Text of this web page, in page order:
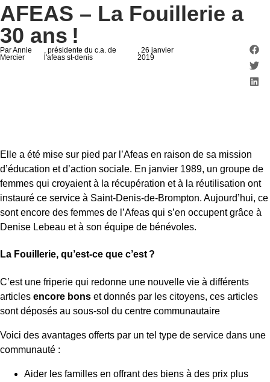
AFEAS – La Fouillerie a
30 ans !
Par Annie
Mercier
, présidente du c.a. de
l'afeas st-denis
, 26 janvier
2019
Elle a été mise sur pied par l’Afeas en raison de sa mission
d’éducation et d’action sociale. En janvier 1989, un groupe de
femmes qui croyaient à la récupération et à la réutilisation ont
instauré ce service à Saint-Denis-de-Brompton. Aujourd’hui, ce
sont encore des femmes de l’Afeas qui s’en occupent grâce à
Denise Lebeau et à son équipe de bénévoles.
La Fouillerie, qu’est-ce que c’est ?
C’est une friperie qui redonne une nouvelle vie à différents
articles encore bons et donnés par les citoyens, ces articles
sont déposés au sous-sol du centre communautaire
Voici des avantages offerts par un tel type de service dans une
communauté :
Aider les familles en offrant des biens à des prix plus